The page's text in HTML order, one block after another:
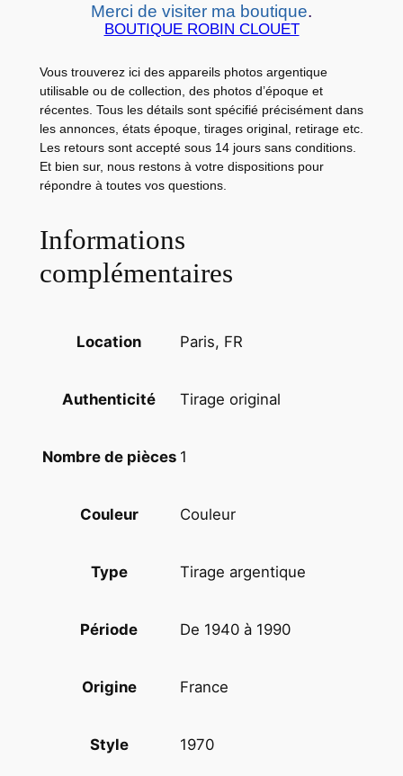
C
A
R
D
S
E
X
2
Merci de visiter ma boutique.
BOUTIQUE ROBIN CLOUET
Vous trouverez ici des appareils photos argentique
utilisable ou de collection, des photos d’époque et
récentes. Tous les détails sont spécifié précisément dans
les annonces, états époque, tirages original, retirage etc.
Les retours sont accepté sous 14 jours sans conditions.
Et bien sur, nous restons à votre dispositions pour
répondre à toutes vos questions.
Informations
complémentaires
Location Paris, FR
Authenticité Tirage original
Nombre de pièces 1
Couleur Couleur
Type Tirage argentique
Période De 1940 à 1990
Origine France
Style 1970